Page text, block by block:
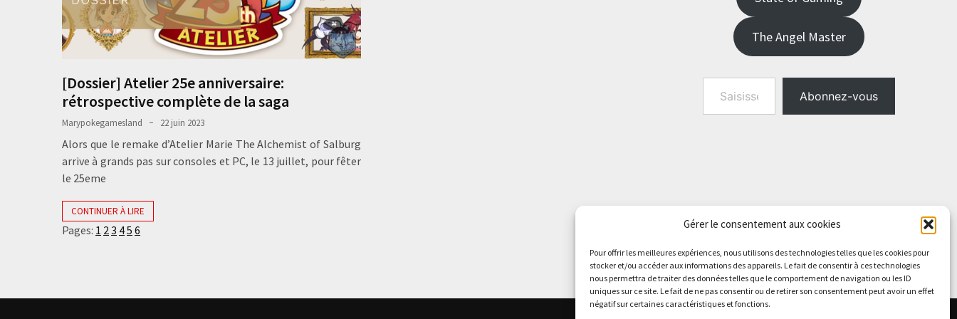
Gérer le consentement aux cookies
Pour offrir les meilleures expériences, nous utilisons des technologies telles que les cookies pour
stocker et/ou accéder aux informations des appareils. Le fait de consentir à ces technologies
nous permettra de traiter des données telles que le comportement de navigation ou les ID
uniques sur ce site. Le fait de ne pas consentir ou de retirer son consentement peut avoir un effet
négatif sur certaines caractéristiques et fonctions.
[Dossier] Atelier 25e anniversaire:
rétrospective complète de la saga
Marypokegamesland 22 juin 2023
Alors que le remake d’Atelier Marie The Alchemist of Salburg
arrive à grands pas sur consoles et PC, le 13 juillet, pour fêter
le 25eme
CONTINUER À LIRE
Pages: 1 2 3 45 6
The Angel Master
Saisissez votre adresse e-mail…
Abonnez-vous